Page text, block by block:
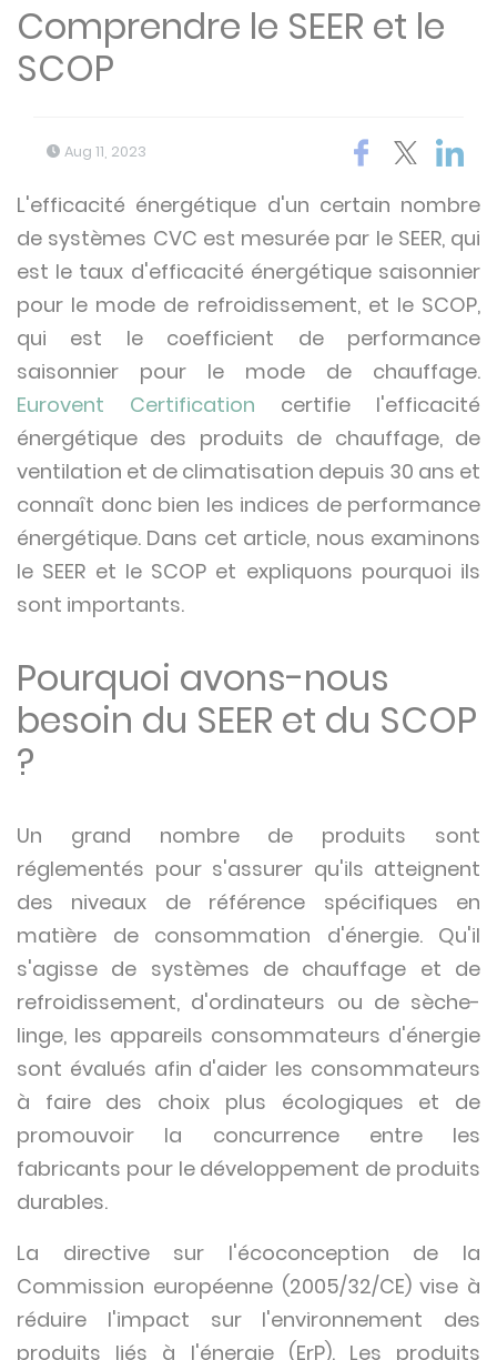
Comprendre le SEER et le
SCOP
Aug 11, 2023
L'efficacité énergétique d'un certain nombre
de systèmes CVC est mesurée par le SEER, qui
est le taux d'efficacité énergétique saisonnier
pour le mode de refroidissement, et le SCOP,
qui est le coefficient de performance
saisonnier pour le mode de chauffage.
Eurovent Certification certifie l'efficacité
énergétique des produits de chauffage, de
ventilation et de climatisation depuis 30 ans et
connaît donc bien les indices de performance
énergétique. Dans cet article, nous examinons
le SEER et le SCOP et expliquons pourquoi ils
sont importants.
Pourquoi avons-nous
besoin du SEER et du SCOP
?
Un grand nombre de produits sont
réglementés pour s'assurer qu'ils atteignent
des niveaux de référence spécifiques en
matière de consommation d'énergie. Qu'il
s'agisse de systèmes de chauffage et de
refroidissement, d'ordinateurs ou de sèche-
linge, les appareils consommateurs d'énergie
sont évalués afin d'aider les consommateurs
à faire des choix plus écologiques et de
promouvoir la concurrence entre les
fabricants pour le développement de produits
durables.
La directive sur l'écoconception de la
Commission européenne (2005/32/CE) vise à
réduire l'impact sur l'environnement des
produits liés à l'énergie (ErP). Les produits